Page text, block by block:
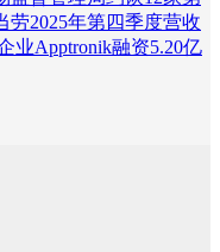
劳2025年第四季度营收
业Apptronik融资5.20亿